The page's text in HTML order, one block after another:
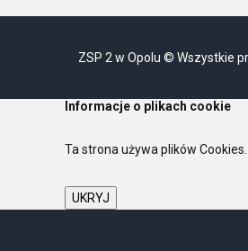
ZSP 2 w Opolu © Wszystkie
Informacje o plikach cookie
Ta strona używa plików